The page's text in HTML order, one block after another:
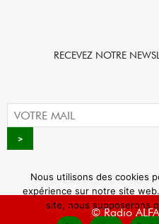
RECEVEZ NOTRE
© Radio
Nous utilisons des cookies
expérience sur notre site
site, nous supposerons